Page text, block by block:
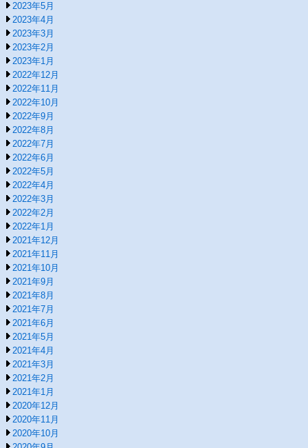
2023年5月
2023年4月
2023年3月
2023年2月
2023年1月
2022年12月
2022年11月
2022年10月
2022年9月
2022年8月
2022年7月
2022年6月
2022年5月
2022年4月
2022年3月
2022年2月
2022年1月
2021年12月
2021年11月
2021年10月
2021年9月
2021年8月
2021年7月
2021年6月
2021年5月
2021年4月
2021年3月
2021年2月
2021年1月
2020年12月
2020年11月
2020年10月